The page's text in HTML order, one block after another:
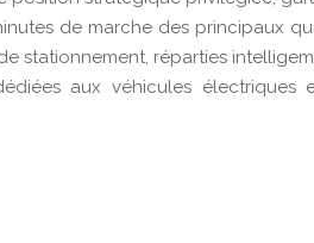
de marche des principaux
stationnement, réparties
aux véhicules électriques